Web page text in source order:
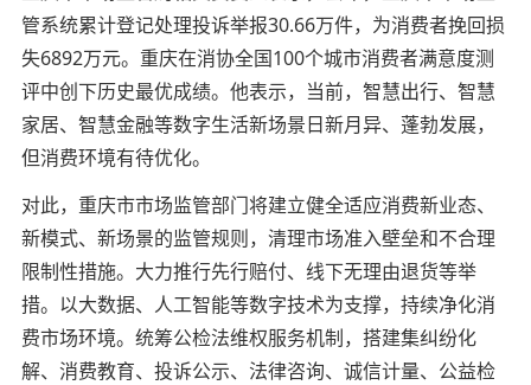
管系统累计登记处理投诉举报30.66万件，为消费者挽回损
失6892万元。重庆在消协全国100个城市消费者满意度测
评中创下历史最优成绩。他表示，当前，智慧出行、智慧
家居、智慧金融等数字生活新场景日新月异、蓬勃发展，
但消费环境有待优化。
对此，重庆市市场监管部门将建立健全适应消费新业态、
新模式、新场景的监管规则，清理市场准入壁垒和不合理
限制性措施。大力推行先行赔付、线下无理由退货等举
措。以大数据、人工智能等数字技术为支撑，持续净化消
费市场环境。统筹公检法维权服务机制，搭建集纠纷化
解、消费教育、投诉公示、法律咨询、诚信计量、公益检